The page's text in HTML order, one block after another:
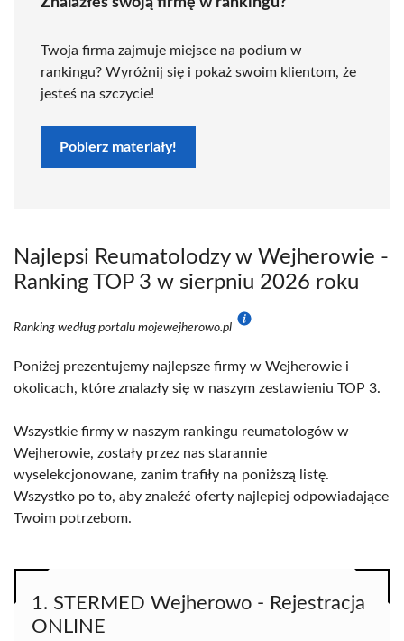
Twoja firma zajmuje miejsce na podium w
rankingu? Wyróżnij się i pokaż swoim klientom, że
jesteś na szczycie!
Pobierz materiały!
Najlepsi Reumatolodzy w Wejherowie -
Ranking TOP 3 w sierpniu 2026 roku
Ranking według portalu mojewejherowo.pl
Poniżej prezentujemy najlepsze firmy w Wejherowie i
okolicach, które znalazły się w naszym zestawieniu TOP 3.
Wszystkie firmy w naszym rankingu reumatologów w
Wejherowie, zostały przez nas starannie
wyselekcjonowane, zanim trafiły na poniższą listę.
Wszystko po to, aby znaleźć oferty najlepiej odpowiadające
Twoim potrzebom.
1. STERMED Wejherowo - Rejestracja
ONLINE